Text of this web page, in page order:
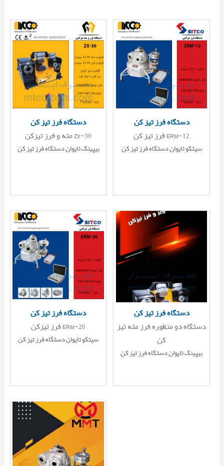
دستگاه فرز تیز کن
مته و فرز تیزکن ZX-30
بیپینگ تایوان دستگاه فرز تیز کن
دستگاه فرز تیز کن
فرز تیز کن ERM-12
سیتکو تایوان دستگاه فرز تیز کن
دستگاه فرز تیز کن
فرز تیزکن ERM-20
سیتکو تایوان دستگاه فرز تیز کن
دستگاه فرز تیز کن
دستگاه دو منظوره فرز مته تیز
کن
بیپینگ تایوان دستگاه فرز تیز کن